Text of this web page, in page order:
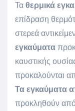
Τα θερμικά
επίδραση
στερεά
εγκαύματα
καυστικής
προκαλούνται
Τα εγκαύματα
προκληθούν από